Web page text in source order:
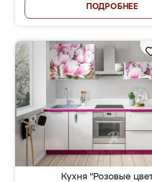
ПОДРОБНЕЕ
Кухня "Розовые